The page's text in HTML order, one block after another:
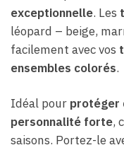
exceptionnelle. Les
léopard – beige,
facilement avec vos
ensembles colorés.
Idéal pour protéger
personnalité forte,
saisons. Portez-le